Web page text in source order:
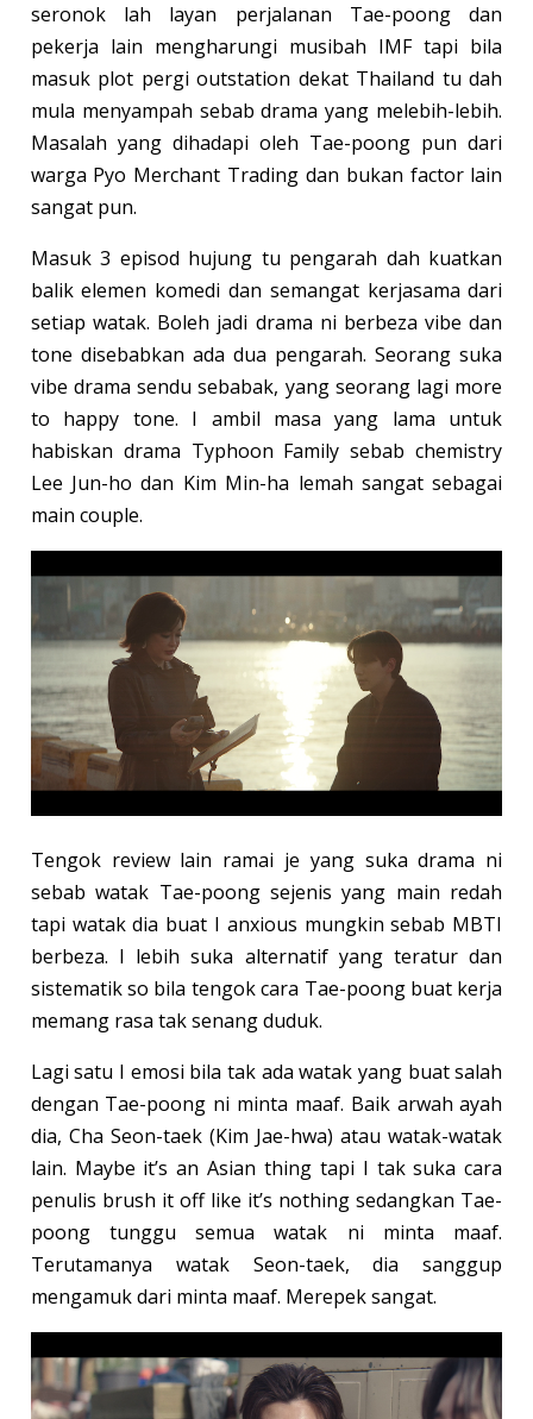
seronok lah layan perjalanan Tae-poong dan
pekerja lain mengharungi musibah IMF tapi bila
masuk plot pergi outstation dekat Thailand tu dah
mula menyampah sebab drama yang melebih-lebih.
Masalah yang dihadapi oleh Tae-poong pun dari
warga Pyo Merchant Trading dan bukan factor lain
sangat pun.
Masuk 3 episod hujung tu pengarah dah kuatkan
balik elemen komedi dan semangat kerjasama dari
setiap watak. Boleh jadi drama ni berbeza vibe dan
tone disebabkan ada dua pengarah. Seorang suka
vibe drama sendu sebabak, yang seorang lagi more
to happy tone. I ambil masa yang lama untuk
habiskan drama Typhoon Family sebab chemistry
Lee Jun-ho dan Kim Min-ha lemah sangat sebagai
main couple.
Tengok review lain ramai je yang suka drama ni
sebab watak Tae-poong sejenis yang main redah
tapi watak dia buat I anxious mungkin sebab MBTI
berbeza. I lebih suka alternatif yang teratur dan
sistematik so bila tengok cara Tae-poong buat kerja
memang rasa tak senang duduk.
Lagi satu I emosi bila tak ada watak yang buat salah
dengan Tae-poong ni minta maaf. Baik arwah ayah
dia, Cha Seon-taek (Kim Jae-hwa) atau watak-watak
lain. Maybe it’s an Asian thing tapi I tak suka cara
penulis brush it off like it’s nothing sedangkan Tae-
poong tunggu semua watak ni minta maaf.
Terutamanya watak Seon-taek, dia sanggup
mengamuk dari minta maaf. Merepek sangat.